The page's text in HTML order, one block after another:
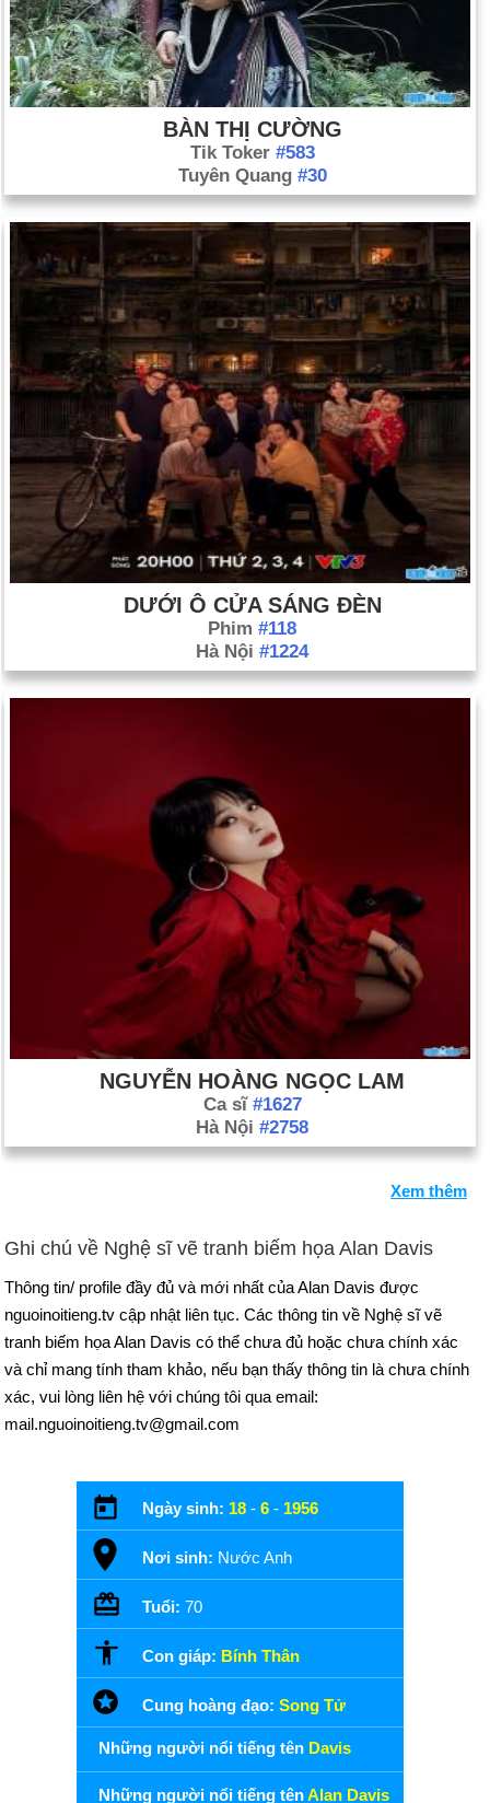
BÀN THỊ CƯỜNG
Tik Toker #583
Tuyên Quang #30
DƯỚI Ô CỬA SÁNG ĐÈN
Phim #118
Hà Nội #1224
NGUYỄN HOÀNG NGỌC LAM
Ca sĩ #1627
Hà Nội #2758
Xem thêm
Ghi chú về Nghệ sĩ vẽ tranh biếm họa Alan Davis
Thông tin/ profile đầy đủ và mới nhất của Alan Davis được
nguoinoitieng.tv cập nhật liên tục. Các thông tin về Nghệ sĩ vẽ
tranh biếm họa Alan Davis có thể chưa đủ hoặc chưa chính xác
và chỉ mang tính tham khảo, nếu bạn thấy thông tin là chưa chính
xác, vui lòng liên hệ với chúng tôi qua email:
mail.nguoinoitieng.tv@gmail.com
Ngày sinh: 18 - 6 - 1956
Nơi sinh: Nước Anh
Tuổi: 70
Con giáp: Bính Thân
Cung hoàng đạo: Song Tử
Những người nổi tiếng tên Davis
Những người nổi tiếng tênAlan Davis